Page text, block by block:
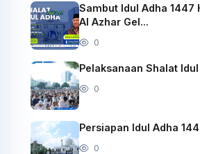
Sambut Idul Adha 1447
Al Azhar Gel...
0
Pelaksanaan Shalat
0
Persiapan Idul Adha
0